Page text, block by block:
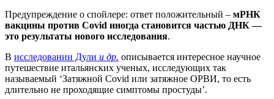
Предупреждение о спойлере: ответ положительный – мРНК
вакцины против Covid иногда становится частью ДНК —
это результаты нового исследования.
В исследовании Дули и др. описывается интересное научное
путешествие итальянских ученых, исследующих так
называемый ‘Затяжной Covid или затяжное ОРВИ, то есть
длительно не проходящие симптомы простуды’.